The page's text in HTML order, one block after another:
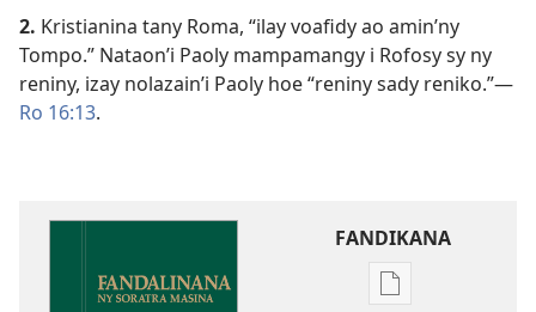
2. Kristianina tany Roma, “ilay voafidy ao amin’ny
Tompo.” Nataon’i Paoly mampamangy i Rofosy sy ny
reniny, izay nolazain’i Paoly hoe “reniny sady reniko.”​—
Ro 16:13.
FANDIKANA
Fandikana